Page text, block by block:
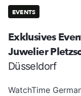
EVENTS
Exklusives
Juwelier
Düsseldorf
WatchTime